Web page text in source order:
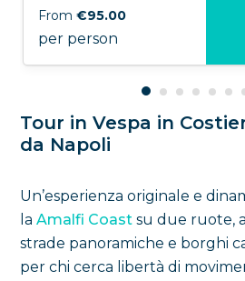
From €95.00
per person
Tour in Vespa in
da Napoli
Un’esperienza originale e
la Amalfi Coast su due ruote,
strade panoramiche e borghi
per chi cerca libertà di